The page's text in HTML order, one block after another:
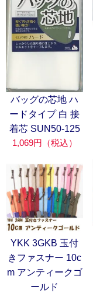
バッグの芯地 ハ
ードタイプ 白 接
着芯 SUN50-125
1,069円（税込）
YKK 3GKB 玉付
きファスナー 10c
m アンティークゴ
ールド